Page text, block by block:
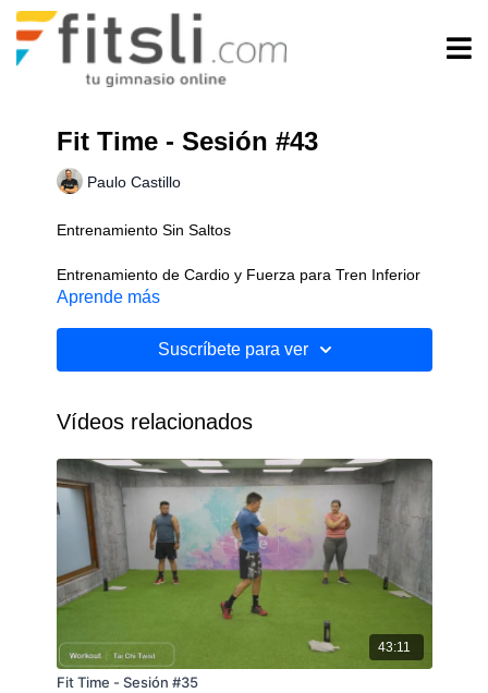
Fit Time - Sesión #43
Paulo Castillo
Entrenamiento Sin Saltos
Entrenamiento de Cardio y Fuerza para Tren Inferior
Aprende más
Suscríbete para ver
Vídeos relacionados
43:11
Fit Time - Sesión #35